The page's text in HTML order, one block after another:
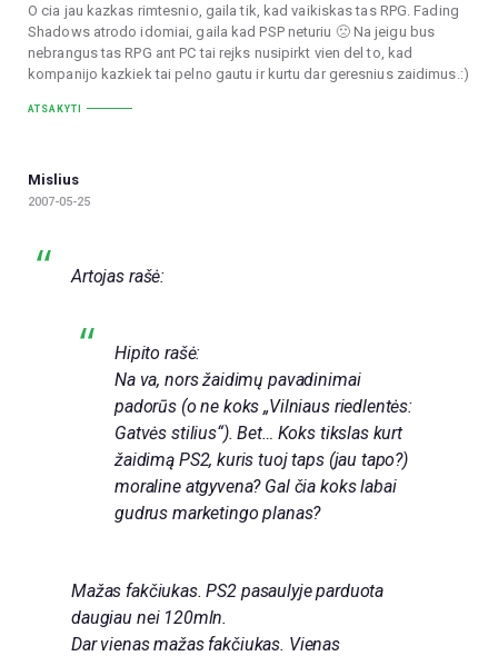
O cia jau kazkas rimtesnio, gaila tik, kad vaikiskas tas RPG. Fading
Shadows atrodo idomiai, gaila kad PSP neturiu 🙁 Na jeigu bus
nebrangus tas RPG ant PC tai rejks nusipirkt vien del to, kad
kompanijo kazkiek tai pelno gautu ir kurtu dar geresnius zaidimus.:)
ATSAKYTI
Mislius
2007-05-25
Artojas rašė:
Hipito rašė:
Na va, nors žaidimų pavadinimai
padorūs (o ne koks „Vilniaus riedlentės:
Gatvės stilius“). Bet… Koks tikslas kurt
žaidimą PS2, kuris tuoj taps (jau tapo?)
moraline atgyvena? Gal čia koks labai
gudrus marketingo planas?
Mažas fakčiukas. PS2 pasaulyje parduota
daugiau nei 120mln.
Dar vienas mažas fakčiukas. Vienas